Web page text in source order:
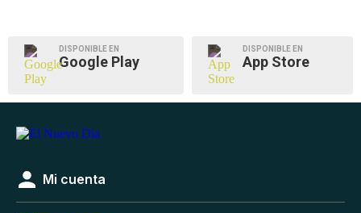
DISPONIBLE EN
Google Play
DISPONIBLE EN
App Store
Mi cuenta